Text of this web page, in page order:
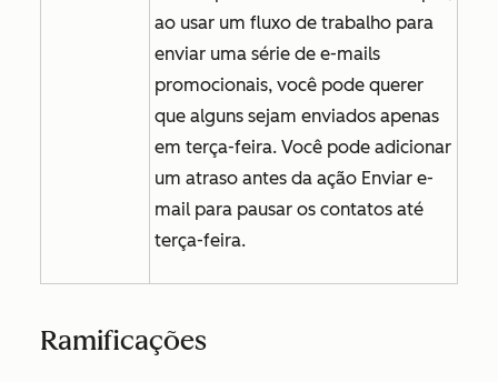
ao usar um fluxo de trabalho para
enviar uma série de e-mails
promocionais, você pode querer
que alguns sejam enviados apenas
em terça-feira. Você pode adicionar
um atraso antes da ação Enviar e-
mail para pausar os contatos até
terça-feira.
Ramificações